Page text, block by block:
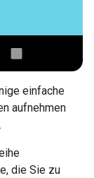
einfache
aufnehmen
die Sie zu